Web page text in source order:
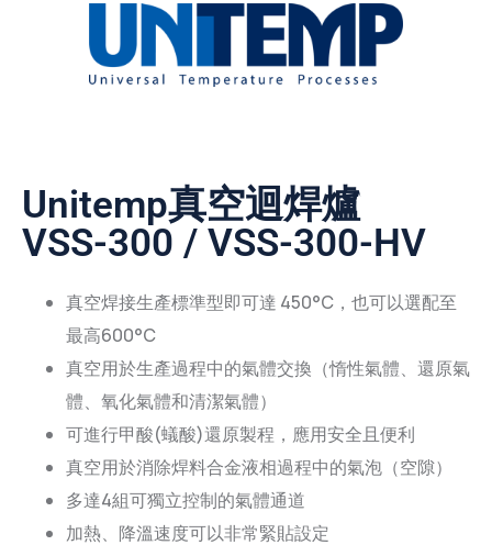
Unitemp真空迴焊爐
VSS-300 / VSS-300-HV
真空焊接生產標準型即可達 450°C，也可以選配至
最高600°C
真空用於生產過程中的氣體交換（惰性氣體、還原氣
體、氧化氣體和清潔氣體）
可進行甲酸(蟻酸)還原製程，應用安全且便利
真空用於消除焊料合金液相過程中的氣泡（空隙）
多達4組可獨立控制的氣體通道
加熱、降溫速度可以非常緊貼設定